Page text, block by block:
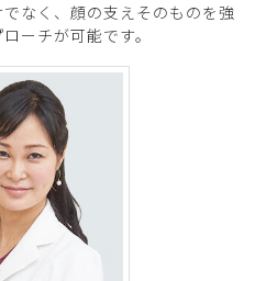
なく、顔の支えそのものを強
ーチが可能です。